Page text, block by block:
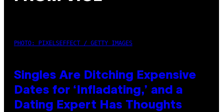
PHOTO: PIXELSEFFECT / GETTY IMAGES
Singles Are Ditching Expensive
Dates for ‘Infladating,’ and a
Dating Expert Has Thoughts